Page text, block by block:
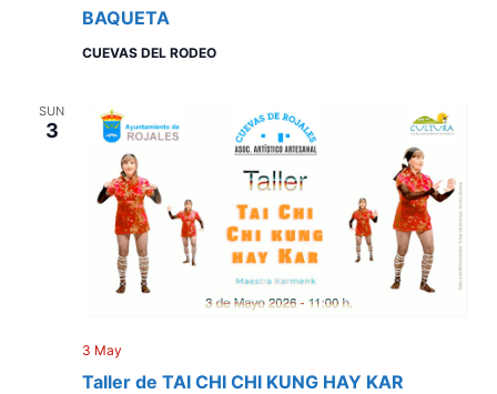
BAQUETA
CUEVAS DEL RODEO
SUN
3
Taller de TAI CHI CHI KUNG HAY KAR
3 May